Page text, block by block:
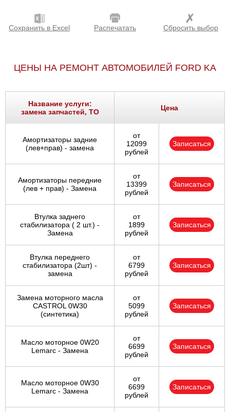
Сохранить в Excel Распечатать Сбросить выбор
ЦЕНЫ НА РЕМОНТ АВТОМОБИЛЕЙ FORD KA
Название услуги:
замена запчастей, ТО
Цена
Амортизаторы задние
(лев+прав) - замена
от
12099
рублей
Записаться
Амортизаторы передние
(лев + прав) - Замена
от
13399
рублей
Записаться
Втулка заднего
стабилизатора ( 2 шт.) -
Замена
от
1899
рублей
Записаться
Втулка переднего
стабилизатора (2шт) -
замена
от
6799
рублей
Записаться
Замена моторного масла
CASTROL 0W30
(синтетика)
от
5099
рублей
Записаться
Масло моторное 0W20
Lemarc - Замена
от
6699
рублей
Записаться
Масло моторное 0W30
Lemarc - Замена
от
6699
рублей
Записаться